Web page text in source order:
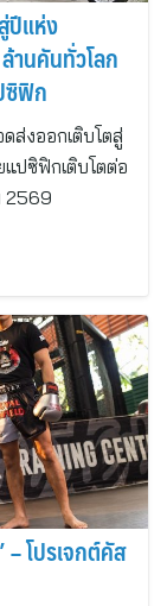
ปีแห่ง
านคันทั่วโลก
ซิฟิก
ส่งออกเติบโตสู่
แปซิฟิกเติบโตต่อ
2569
โปรเจกต์คัส